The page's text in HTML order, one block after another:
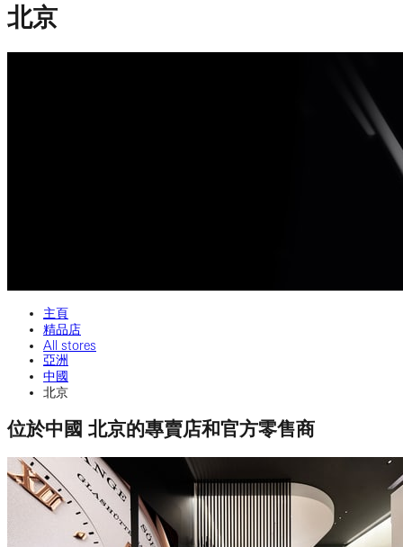
北京
主頁
精品店
All stores
亞洲
中國
北京
位於中國 北京的專賣店和官方零售商